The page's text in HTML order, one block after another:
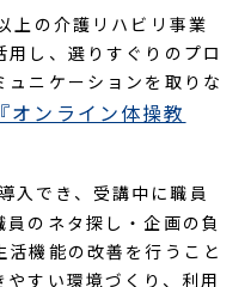
上の介護リハビリ事業
し、選りすぐりのプロ
ニケーションを取りな
『オンライン体操教
入でき、受講中に職員
のネタ探し・企画の負
機能の改善を行うこと
すい環境づくり、利用